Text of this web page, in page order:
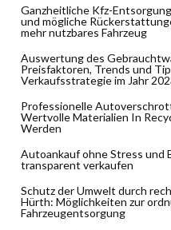
Ganzheitliche Kfz-
und mögliche
mehr nutzbares Fahrzeug
Auswertung des
Preisfaktoren, Trends und
Verkaufsstrategie im Jahr
Professionelle
Wertvolle Materialien In
Werden
Autoankauf ohne Stress und
transparent verkaufen
Schutz der Umwelt durch
Hürth: Möglichkeiten zur
Fahrzeugentsorgung